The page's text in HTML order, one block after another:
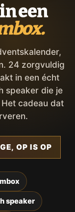
een
24 zorgvuldig
in een écht
speaker die je
cadeau dat
OP IS OP
speaker